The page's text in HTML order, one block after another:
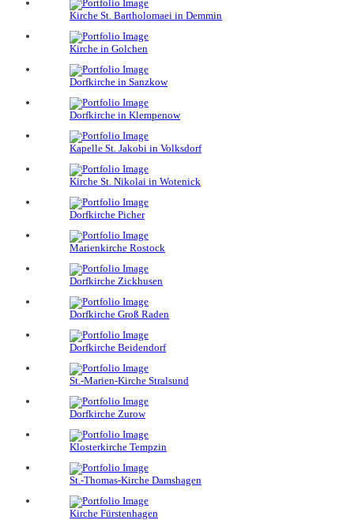
Kirche St. Bartholomaei in Demmin
Kirche in Golchen
Dorfkirche in Sanzkow
Dorfkirche in Klempenow
Kapelle St. Jakobi in Volksdorf
Kirche St. Nikolai in Wotenick
Dorfkirche Picher
Marienkirche Rostock
Dorfkirche Zickhusen
Dorfkirche Groß Raden
Dorfkirche Beidendorf
St.-Marien-Kirche Stralsund
Dorfkirche Zurow
Klosterkirche Tempzin
St.-Thomas-Kirche Damshagen
Kirche Fürstenhagen